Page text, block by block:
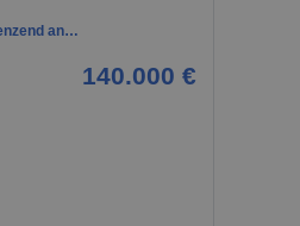
an…
140.000 €